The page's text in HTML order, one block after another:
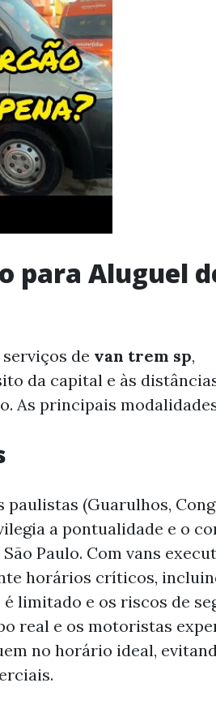
para Aluguel
de van trem sp,
da capital e às
As principais
(Guarulhos,
a pontualidade e o
Paulo. Com vans
horários críticos,
limitado e os riscos de
real e os motoristas
no horário ideal,